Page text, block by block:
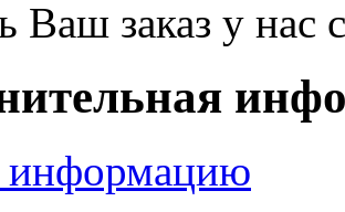
Ваш заказ у нас
информацию